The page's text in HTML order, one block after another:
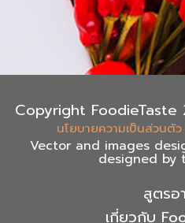
Copyright
นโยบายความเป็นส่วนตัว
Vector and images
designed by
สูตรอ
เกี่ยวกับ